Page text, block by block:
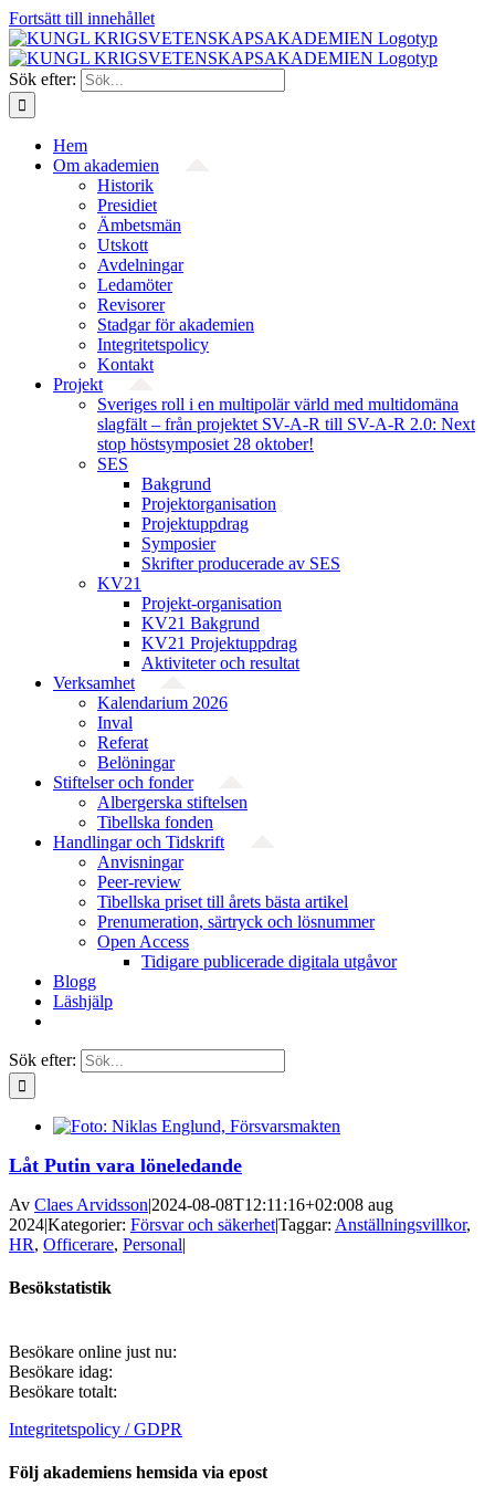
Fortsätt till innehållet
Sök efter:
Hem
Om akademien
Historik
Presidiet
Ämbetsmän
Utskott
Avdelningar
Ledamöter
Revisorer
Stadgar för akademien
Integritetspolicy
Kontakt
Projekt
Sveriges roll i en multipolär värld med multidomäna
slagfält – från projektet SV-A-R till SV-A-R 2.0: Next
stop höstsymposiet 28 oktober!
SES
Bakgrund
Projekt­organisation
Projektuppdrag
Symposier
Skrifter producerade av SES
KV21
Projekt-organisation
KV21 Bakgrund
KV21 Projektuppdrag
Aktiviteter och resultat
Verksamhet
Kalendarium 2026
Inval
Referat
Belöningar
Stiftelser och fonder
Albergerska stiftelsen
Tibellska fonden
Handlingar och Tidskrift
Anvisningar
Peer-review
Tibellska priset till årets bästa artikel
Prenumeration, särtryck och lösnummer
Open Access
Tidigare publicerade digitala utgåvor
Blogg
Läshjälp
Sök efter:
Låt Putin vara löneledande
Av Claes Arvidsson|2024-08-08T12:11:16+02:008 aug
2024|Kategorier: Försvar och säkerhet|Taggar: Anställningsvillkor,
HR, Officerare, Personal|
Besökstatistik
Besökare online just nu:
Besökare idag:
Besökare totalt:
Integritetspolicy / GDPR
Följ akademiens hemsida via epost